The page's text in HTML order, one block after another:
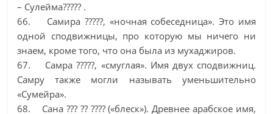
– Сулейма????? .
66. Самира ?????, «ночная собеседница». Это имя
одной сподвижницы, про которую мы ничего ни
знаем, кроме того, что она была из мухаджиров.
67. Самра ?????, «смуглая». Имя двух сподвижниц.
Самру также могли называть уменьшительно
«Сумейра».
68. Сана ??? ?? ???? («блеск»). Древнее арабское имя,